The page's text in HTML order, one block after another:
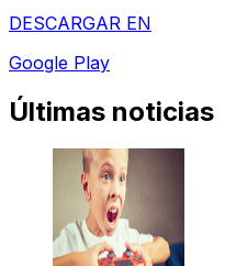
DESCARGAR EN
Google Play
Últimas noticias